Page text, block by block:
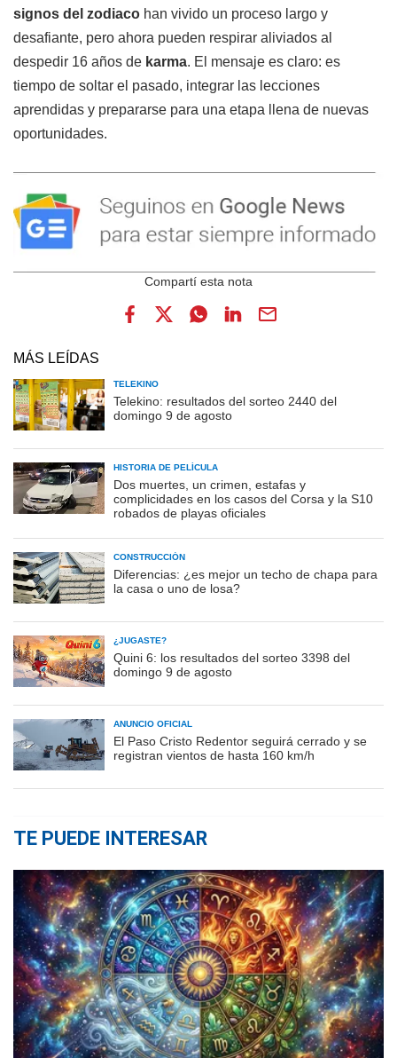
signos del zodiaco han vivido un proceso largo y
desafiante, pero ahora pueden respirar aliviados al
despedir 16 años de karma. El mensaje es claro: es
tiempo de soltar el pasado, integrar las lecciones
aprendidas y prepararse para una etapa llena de nuevas
oportunidades.
MÁS LEÍDAS
TELEKINO
Telekino: resultados del sorteo 2440 del
domingo 9 de agosto
HISTORIA DE PELÍCULA
Dos muertes, un crimen, estafas y
complicidades en los casos del Corsa y la S10
robados de playas oficiales
CONSTRUCCIÓN
Diferencias: ¿es mejor un techo de chapa para
la casa o uno de losa?
¿JUGASTE?
Quini 6: los resultados del sorteo 3398 del
domingo 9 de agosto
ANUNCIO OFICIAL
El Paso Cristo Redentor seguirá cerrado y se
registran vientos de hasta 160 km/h
TE PUEDE INTERESAR